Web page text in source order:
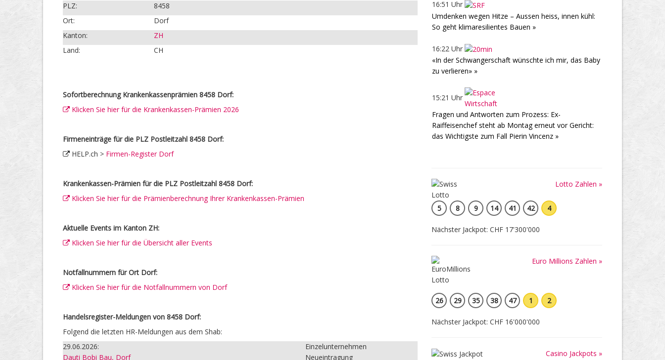
PLZ:
8458
Ort:
Dorf
Kanton:
ZH
Land:
CH
Sofortberechnung Krankenkassenprämien 8458 Dorf:
Klicken Sie hier für die Krankenkassen-Prämien 2026
Firmeneinträge für die PLZ Postleitzahl 8458 Dorf:
HELP.ch > Firmen-Register Dorf
Krankenkassen-Prämien für die PLZ Postleitzahl 8458 Dorf:
Klicken Sie hier für die Prämienberechnung Ihrer Krankenkassen-Prämien
Aktuelle Events im Kanton ZH:
Klicken Sie hier für die Übersicht aller Events
Notfallnummern für Ort Dorf:
Klicken Sie hier für die Notfallnummern von Dorf
Handelsregister-Meldungen von 8458 Dorf:
Folgend die letzten HR-Meldungen aus dem Shab:
29.06.2026:
Dauti Bobi Bau, Dorf
Einzelunternehmen
Neueintragung
16:51 Uhr
Umdenken wegen Hitze – Aussen heiss, innen kühl:
So geht klimaresilientes Bauen »
16:22 Uhr
«In der Schwangerschaft wünschte ich mir, das Baby
zu verlieren» »
15:21 Uhr
Fragen und Antworten zum Prozess: Ex-
Raiffeisenchef steht ab Montag erneut vor Gericht:
das Wichtigste zum Fall Pierin Vincenz »
Lotto Zahlen »
5 8 9 14 41 42 4
Nächster Jackpot: CHF 17'300'000
Euro Millions Zahlen »
26 29 35 38 47 1 2
Nächster Jackpot: CHF 16'000'000
Casino Jackpots »